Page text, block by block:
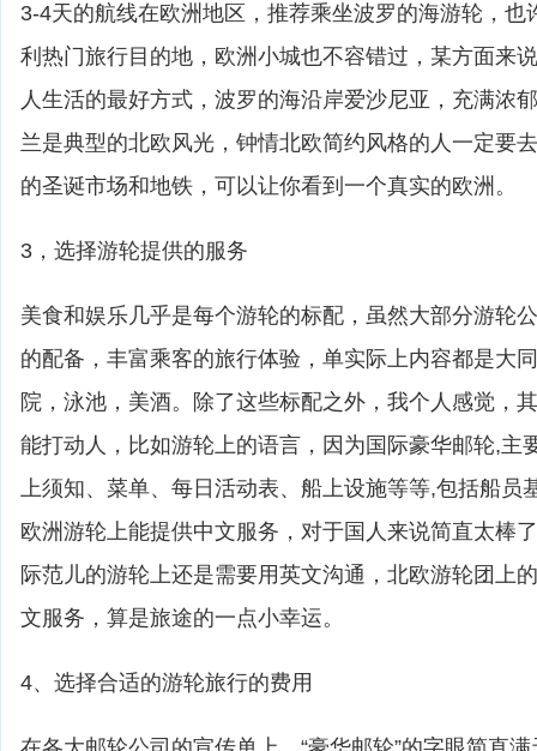
3-4天的航线在欧洲地区，推荐乘坐波罗的海游轮，也
利热门旅行目的地，欧洲小城也不容错过，某方面来
人生活的最好方式，波罗的海沿岸爱沙尼亚，充满浓
兰是典型的北欧风光，钟情北欧简约风格的人一定要
的圣诞市场和地铁，可以让你看到一个真实的欧洲。
3，选择游轮提供的服务
美食和娱乐几乎是每个游轮的标配，虽然大部分游轮
的配备，丰富乘客的旅行体验，单实际上内容都是大
院，泳池，美酒。除了这些标配之外，我个人感觉，
能打动人，比如游轮上的语言，因为国际豪华邮轮,主
上须知、菜单、每日活动表、船上设施等等,包括船员
欧洲游轮上能提供中文服务，对于国人来说简直太棒
际范儿的游轮上还是需要用英文沟通，北欧游轮团上
文服务，算是旅途的一点小幸运。
4、选择合适的游轮旅行的费用